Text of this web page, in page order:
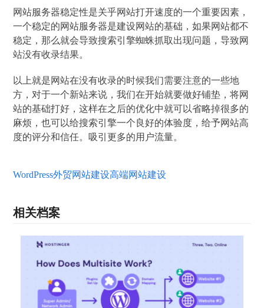
网站服务器稳定性是关乎网站打开速度的一个重要因素，
一个稳定的网站服务器是建设网站的基础，如果网站都不
稳定，那么就会导致搜索引擎蜘蛛抓取出现问题，导致网
站没有收录结果。
以上就是网站在没有收录的时候我们需要注意的一些地
方，对于一个新站来说，我们在开始就要做好铺垫，将网
站的基础打好，这样在之后的优化中就可以省略掉很多的
麻烦，也可以给搜索引擎一个良好的体验度，给予网站高
度的评分和信任。吸引更多的用户流量。
WordPress外贸网站建设高端网站建设
相关档案